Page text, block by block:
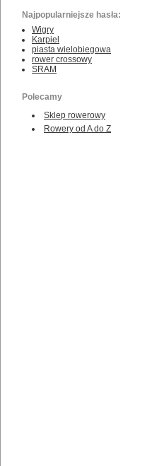
Najpopularniejsze hasła:
Wigry
Karpiel
piasta wielobiegowa
rower crossowy
SRAM
Polecamy
Sklep rowerowy
Rowery od A do Z